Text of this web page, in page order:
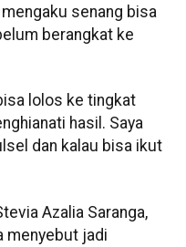
senang bisa
berangkat ke
lolos ke tingkat
hasil. Saya
dan kalau bisa ikut
Azalia Saranga,
menyebut jadi